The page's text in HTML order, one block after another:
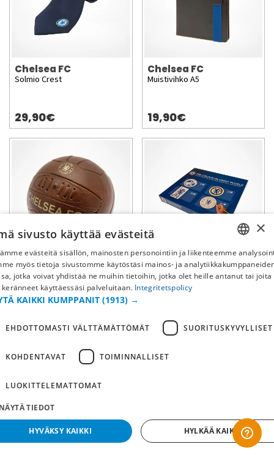
Chelsea FC
Solmio Crest
29,90€
Chelsea FC
Muistivihko A5
19,90€
Chelsea FC
Jalkapallo Retro
Chelsea FC
Väritettävä Palapeli
21,90€
FI
×
sivusto käyttää evästeitä
evästeitä sisällön, mainosten personointiin ja liikenteemme
myös tietoja sivustomme käytöstäsi mainos- ja
jotka voivat yhdistää ne muihin tietoihin, jotka olet heille antanut tai joita
keränneet käyttäessäsi palveluitaan. Integritetspolicy
KAIKKI KUMPPANIT (1913) →
EHDOTTOMASTI VÄLTTÄMÄTTÖMÄT SUORITUSKYVYLLISET
KOHDENTAVAT TOIMINNALLISET
LUOKITTELEMATTOMAT
TIEDOT
HYVÄKSY KAIKKI HYLKÄÄ KAIKKI